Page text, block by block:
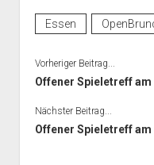
Essen
Vorheriger Beitrag...
Offener Spieletreff am
Nächster Beitrag...
Offener Spieletreff am